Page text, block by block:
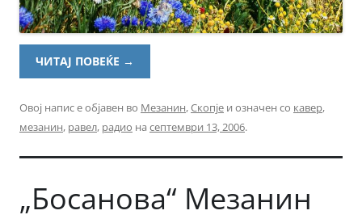
ЧИТАЈ ПОВЕЌЕ →
Овој напис е објавен во Мезанин,Скопје и означен со кавер,
мезанин, равел, радио на септември 13, 2006.
„Босанова“ Мезанин